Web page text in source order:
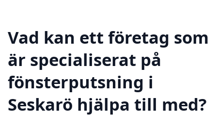
Vad kan ett företag som
är specialiserat på
fönsterputsning i
Seskarö hjälpa till med?